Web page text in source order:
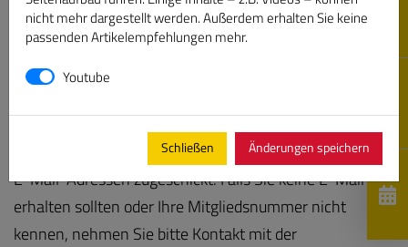
Passwort vergessen
anschließend ein neues Kennwort an die hinterlegten
E-Mail-Adressen zugeschickt. Falls Sie keine E-Mail
erhalten sollten oder Ihre Mitgliedsnummer nicht
kennen, nehmen Sie bitte Kontakt mit der
nicht mehr dargestellt werden. Außerdem erhalten Sie keine
passenden Artikelempfehlungen mehr.
Youtube
Schließen Änderungen speichern